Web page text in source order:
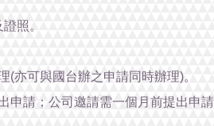
照。
(亦可與國台辦之申請同時辦理)。
申請；公司邀請需一個月前提出申請